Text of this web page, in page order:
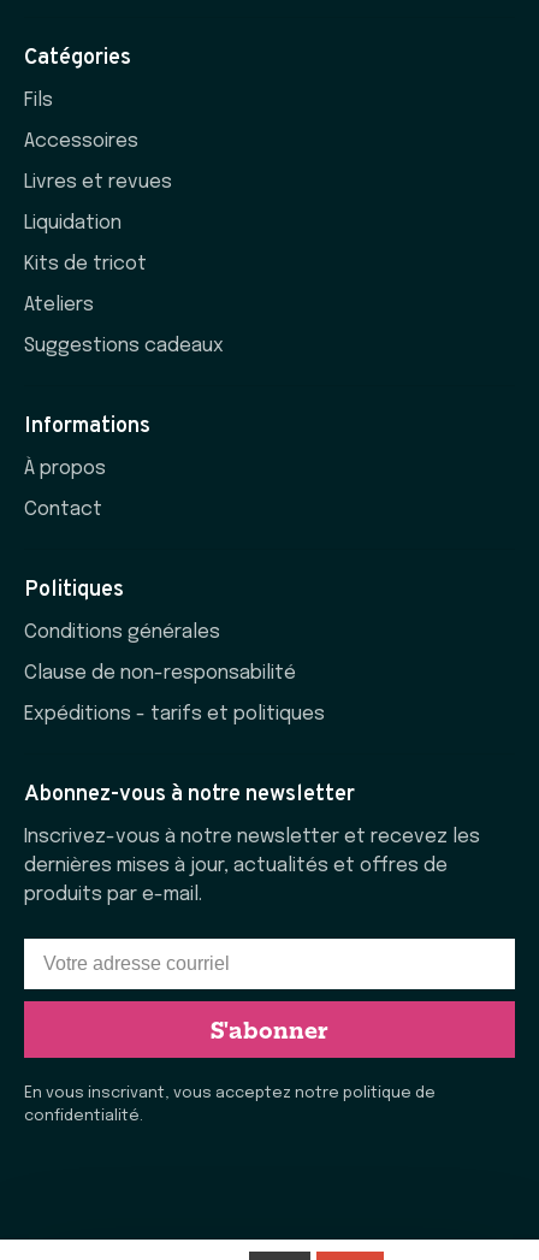
Catégories
Fils
Accessoires
Livres et revues
Liquidation
Kits de tricot
Ateliers
Suggestions cadeaux
Informations
À propos
Contact
Politiques
Conditions générales
Clause de non-responsabilité
Expéditions - tarifs et politiques
Abonnez-vous à notre newsletter
Inscrivez-vous à notre newsletter et recevez les
dernières mises à jour, actualités et offres de
produits par e-mail.
S'abonner
En vous inscrivant, vous acceptez notre politique de
confidentialité.